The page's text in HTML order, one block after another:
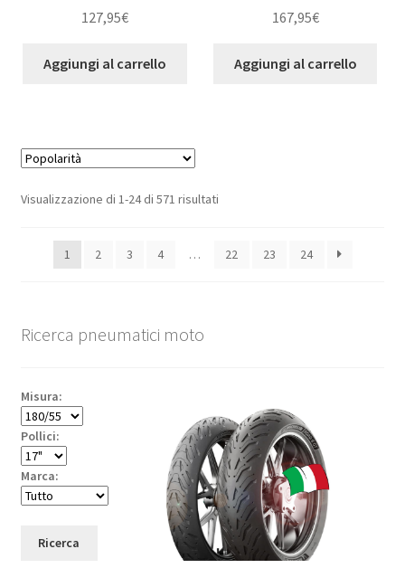
127,95€
Aggiungi al carrello
167,95€
Aggiungi al carrello
Visualizzazione di 1-24 di 571 risultatiPopolarità
1 2 3 4 … 22 23 24
Ricerca pneumatici moto
Misura:
Pollici:
Marca:
Ricerca